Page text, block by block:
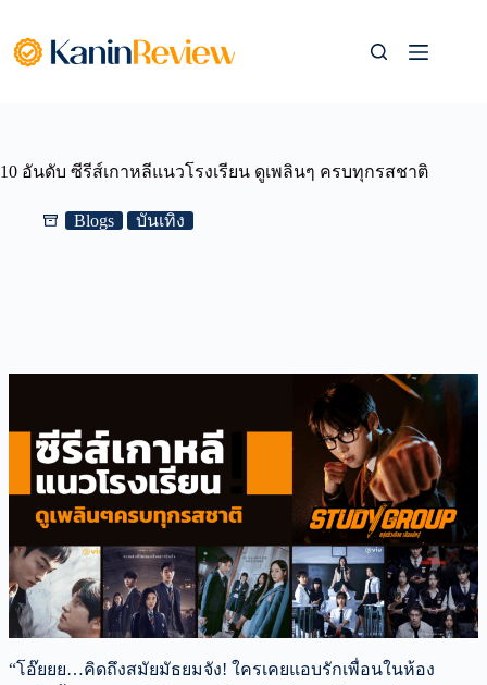
content
10 อันดับ ซีรีส์เกาหลีแนวโรงเรียน ดูเพลินๆ ครบทุกรสชาติ
Blogs บันเทิง
“โอ๊ยยย…คิดถึงสมัยมัธยมจัง! ใครเคยแอบรักเพื่อนในห้อง